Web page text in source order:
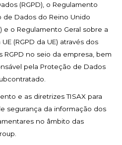
(RGPD), o Regulamento
de Dados do Reino Unido
e o Regulamento Geral sobre a
(RGPD da UE) através dos
no seio da empresa, bem
pela Proteção de Dados
e as diretrizes TISAX para
segurança da informação dos
no âmbito das